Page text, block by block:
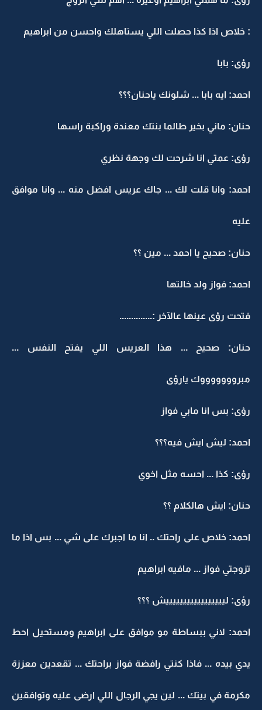
: خلاص اذا كذا حصلت اللي يستاهلك واحسن من ابراهيم
رؤى: بابا
احمد: ايه بابا ... شلونك ياحنان؟؟؟
حنان: ماني بخير طالما بنتك معندة وراكبة راسها
رؤى: عمتي انا شرحت لك وجهة نظري
احمد: وانا قلت لك ... جاك عريس افضل منه ... وانا موافق
عليه
حنان: صحيح يا احمد ... مين ؟؟
احمد: فواز ولد خالتها
فتحت رؤى عينها عالآخر :..............
حنان: صحيح ... هذا العريس اللي يفتح النفس ...
مبروووووووك يارؤى
رؤى: بس انا مابي فواز
احمد: ليش ايش فيه؟؟؟
رؤى: كذا ... احسه مثل اخوي
حنان: ايش هالكلام ؟؟
احمد: خلاص على راحتك .. انا ما اجبرك على شي ... بس اذا ما
تزوجتي فواز ... مافيه ابراهيم
رؤى: ليييييييييييييييييش ؟؟؟
احمد: لاني ببساطة مو موافق على ابراهيم ومستحيل احط
يدي بيده ... فاذا كنتي رافضة فواز براحتك ... تقعدين معززة
مكرمة في بيتك ... لين يجي الرجال اللي ارضى عليه وتوافقين